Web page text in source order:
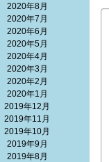
2020年8月
2020年7月
2020年6月
2020年5月
2020年4月
2020年3月
2020年2月
2020年1月
2019年12月
2019年11月
2019年10月
2019年9月
2019年8月